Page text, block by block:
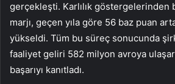
gerçekleşti. Karlılık göstergelerinden
marjı, geçen yıla göre 56 baz puan
yükseldi. Tüm bu süreç sonucunda
faaliyet geliri 582 milyon avroya
başarıyı kanıtladı.